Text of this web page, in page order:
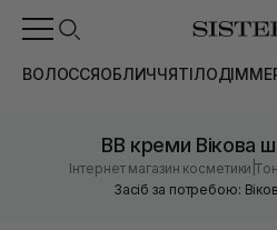
ВОЛОССЯОБЛИЧЧЯТІЛОДІМ
BB креми Вікова
Інтернет магазин косметики |
Засіб за потребою: